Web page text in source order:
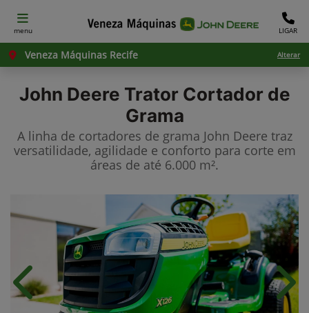
menu LIGAR
Veneza Máquinas Recife Alterar
John Deere Trator Cortador de
Grama
A linha de cortadores de grama John Deere traz
versatilidade, agilidade e conforto para corte em
áreas de até 6.000 m².
Anterior